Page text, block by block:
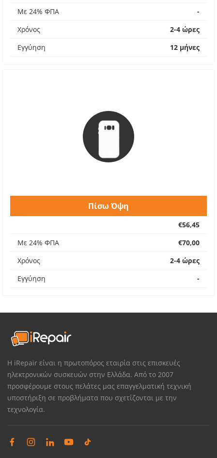
Με 24% ΦΠΑ
-
Χρόνος
2-4 ώρες
Εγγύηση
12 μήνες
Πίσω Όψη
€56,45
Με 24% ΦΠΑ
€70,00
Χρόνος
2-4 ώρες
Εγγύηση
-
Η iRepair είναι η πρωτοπόρος εταιρία στις επισκευές
ηλεκτρονικών συσκευών στην Ελλάδα. Από το 2007
προσφέρουμε στους πελάτες μας επαγγελματική τεχνική
υποστήριξη σε προβλήματα που σχετίζονται με την
τεχνολογία.